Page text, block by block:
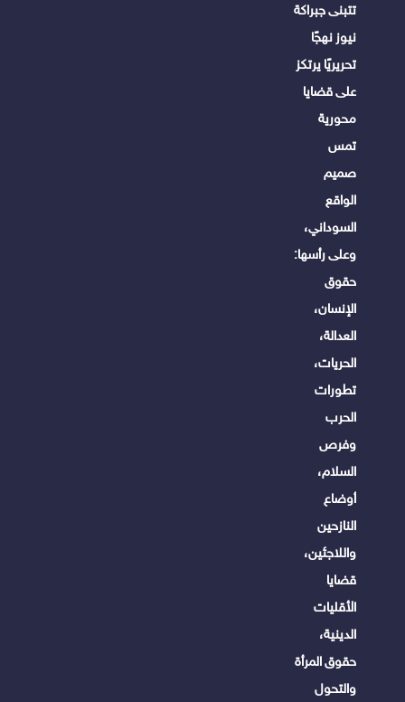
تتبنى جبراكة
نيوز نهجًا
تحريريًا يرتكز
على قضايا
محورية
تمس
صميم
الواقع
السوداني،
وعلى رأسها:
حقوق
الإنسان،
العدالة،
الحريات،
تطورات
الحرب
وفرص
السلام،
أوضاع
النازحين
واللاجئين،
قضايا
الأقليات
الدينية،
حقوق المرأة
والتحول